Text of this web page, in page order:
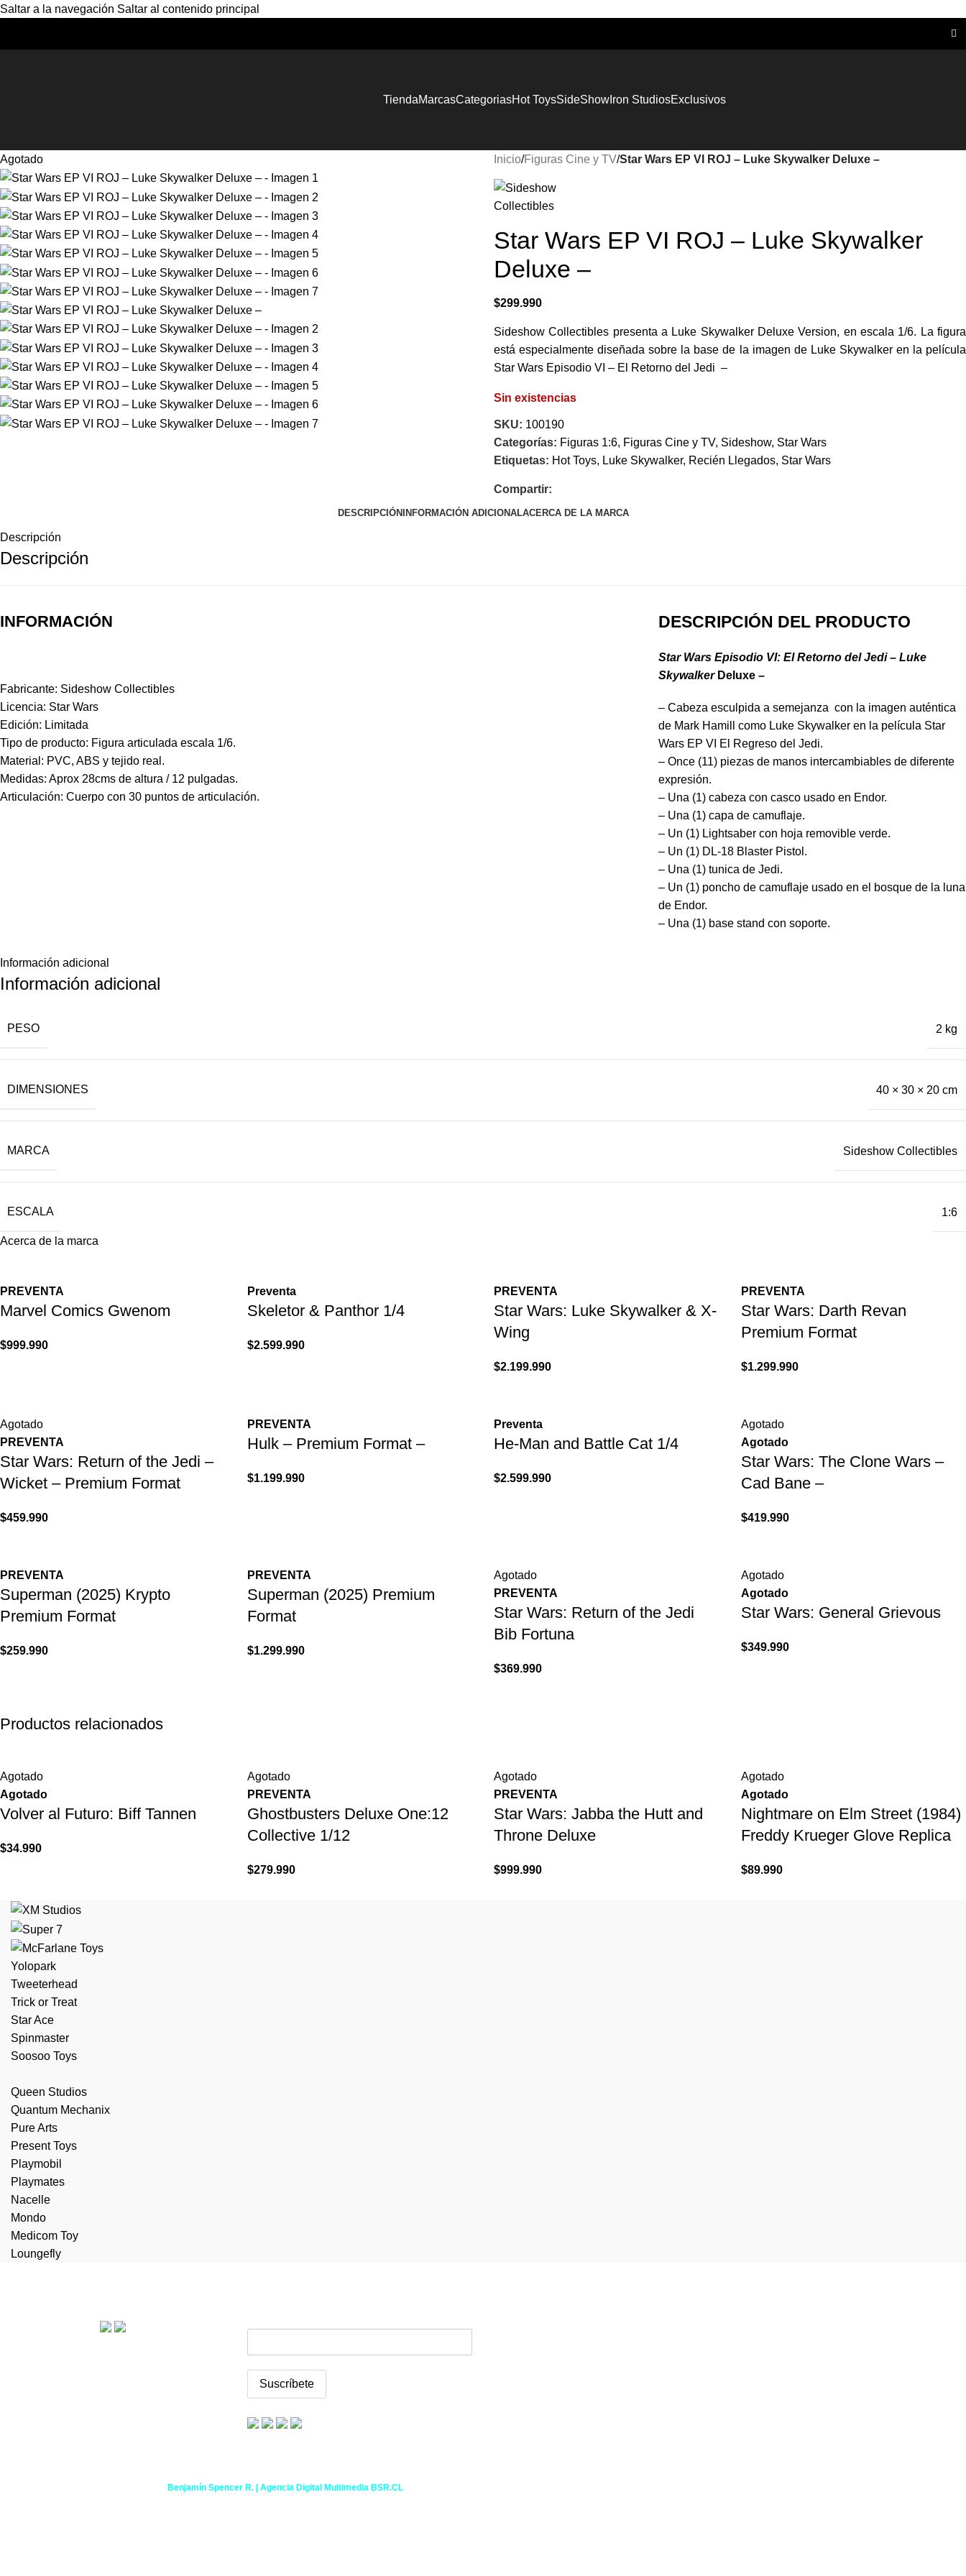
Saltar a la navegación Saltar al contenido principal
TiendaMarcasCategoriasHot ToysSideShow Iron StudiosExclusivos
Agotado Inicio/Figuras Cine y TV/Star Wars EP VI ROJ – Luke Skywalker Deluxe –
Star Wars EP VI ROJ – Luke Skywalker
Deluxe –
$299.990
Sideshow Collectibles presenta a Luke Skywalker Deluxe Version, en escala 1/6. La figura
está especialmente diseñada sobre la base de la imagen de Luke Skywalker en la película
Star Wars Episodio VI – El Retorno del Jedi –
Sin existencias
SKU: 100190
Categorías: Figuras 1:6, Figuras Cine y TV, Sideshow, Star Wars
Etiquetas: Hot Toys, Luke Skywalker, Recién Llegados, Star Wars
Compartir:
DESCRIPCIÓN INFORMACIÓN ADICIONALACERCA DE LA MARCA
Descripción
Descripción
INFORMACIÓN
Fabricante: Sideshow Collectibles
Licencia: Star Wars
Edición: Limitada
Tipo de producto: Figura articulada escala 1/6.
Material: PVC, ABS y tejido real.
Medidas: Aprox 28cms de altura / 12 pulgadas.
Articulación: Cuerpo con 30 puntos de articulación.
DESCRIPCIÓN DEL PRODUCTO
Star Wars Episodio VI: El Retorno del Jedi – Luke
Skywalker Deluxe –
– Cabeza esculpida a semejanza con la imagen auténtica
de Mark Hamill como Luke Skywalker en la película Star
Wars EP VI El Regreso del Jedi.
– Once (11) piezas de manos intercambiables de diferente
expresión.
– Una (1) cabeza con casco usado en Endor.
– Una (1) capa de camuflaje.
– Un (1) Lightsaber con hoja removible verde.
– Un (1) DL-18 Blaster Pistol.
– Una (1) tunica de Jedi.
– Un (1) poncho de camuflaje usado en el bosque de la luna
de Endor.
– Una (1) base stand con soporte.
Información adicional
Información adicional
PESO 2 kg
DIMENSIONES 40 × 30 × 20 cm
MARCA Sideshow Collectibles
ESCALA 1:6
Acerca de la marca
PREVENTA
Marvel Comics Gwenom
$999.990
Preventa
Skeletor & Panthor 1/4
$2.599.990
PREVENTA
Star Wars: Luke Skywalker & X-
Wing
$2.199.990
PREVENTA
Star Wars: Darth Revan
Premium Format
$1.299.990
Agotado
PREVENTA
Star Wars: Return of the Jedi –
Wicket – Premium Format
$459.990
PREVENTA
Hulk – Premium Format –
$1.199.990
Preventa
He-Man and Battle Cat 1/4
$2.599.990
Agotado
Agotado
Star Wars: The Clone Wars –
Cad Bane –
$419.990
PREVENTA
Superman (2025) Krypto
Premium Format
$259.990
PREVENTA
Superman (2025) Premium
Format
$1.299.990
Agotado
PREVENTA
Star Wars: Return of the Jedi
Bib Fortuna
$369.990
Agotado
Agotado
Star Wars: General Grievous
$349.990
Productos relacionados
Agotado
Agotado
Volver al Futuro: Biff Tannen
$34.990
Agotado
PREVENTA
Ghostbusters Deluxe One:12
Collective 1/12
$279.990
Agotado
PREVENTA
Star Wars: Jabba the Hutt and
Throne Deluxe
$999.990
Agotado
Agotado
Nightmare on Elm Street (1984)
Freddy Krueger Glove Replica
$89.990
Yolopark
Tweeterhead
Trick or Treat
Star Ace
Spinmaster
Soosoo Toys
Queen Studios
Quantum Mechanix
Pure Arts
Present Toys
Playmobil
Playmates
Nacelle
Mondo
Medicom Toy
Loungefly
Benjamín Spencer R. | Agencia Digital Multimedia BSR.CL